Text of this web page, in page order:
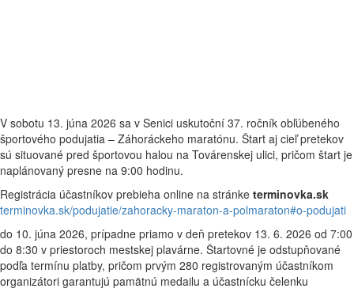
V sobotu 13. júna 2026 sa v Senici uskutoční 37. ročník obľúbeného
športového podujatia – Záhoráckeho maratónu. Štart aj cieľ pretekov
sú situované pred športovou halou na Továrenskej ulici, pričom štart je
naplánovaný presne na 9:00 hodinu.
Registrácia účastníkov prebieha online na stránke terminovka.sk
terminovka.sk/podujatie/zahoracky-maraton-a-polmaraton#o-podujati
do 10. júna 2026, prípadne priamo v deň pretekov 13. 6. 2026 od 7:00
do 8:30 v priestoroch mestskej plavárne. Štartovné je odstupňované
podľa termínu platby, pričom prvým 280 registrovaným účastníkom
organizátori garantujú pamätnú medailu a účastnícku čelenku